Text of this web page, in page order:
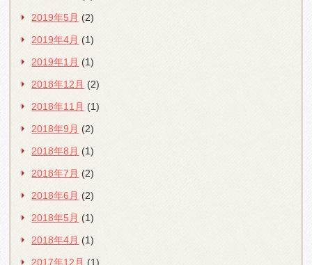
2019年5月 (2)
2019年4月 (1)
2019年1月 (1)
2018年12月 (2)
2018年11月 (1)
2018年9月 (2)
2018年8月 (1)
2018年7月 (2)
2018年6月 (2)
2018年5月 (1)
2018年4月 (1)
2017年12月 (1)